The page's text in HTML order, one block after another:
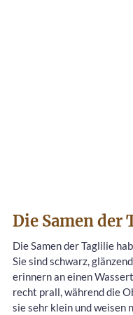
Die Samen der
Die Samen der Taglilie
Sie sind schwarz,
erinnern an einen
recht prall, während die
sie sehr klein und weisen